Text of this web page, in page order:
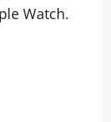
Watch.